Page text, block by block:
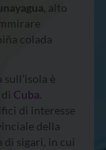
, alto
colada
è
Cuba.
di interesse
della
di sigari, in cui